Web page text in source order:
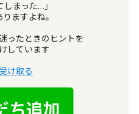
しまった…」
ますよね。
ったときのヒントを
しています
け取る